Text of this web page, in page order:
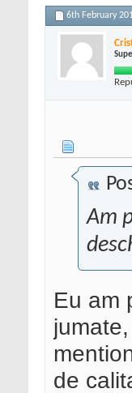
6th February
Am
Eu am
de